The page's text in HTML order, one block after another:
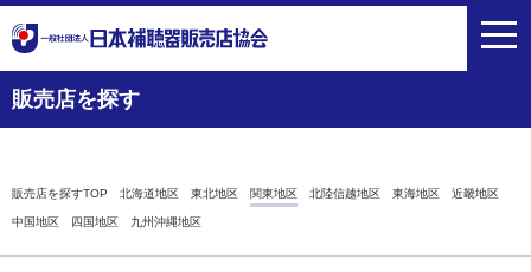
toggle
販売店を探す
販売店を探すTOP 北海道地区 東北地区 関東地区 北陸信越地区 東海地区 近畿地区
中国地区 四国地区 九州沖縄地区